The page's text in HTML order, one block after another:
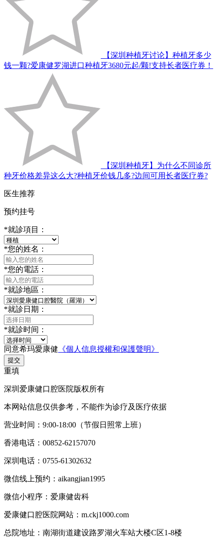
【深圳种植牙讨论】种植牙多少
钱一颗?爱康健罗湖进口种植牙3680元起/颗!支持长者医疗券！
【深圳种植牙】为什么不同诊所
种牙价格差异这么大?种植牙价钱几多?边间可用长者医疗券?
医生推荐
预约挂号
*就診項目：
*您的姓名：
*您的電話：
*就診地區：
*就診日期：
*就診时间：
同意希玛愛康健 《個人信息授權和保護聲明》
提交
重填
深圳爱康健口腔医院版权所有
本网站信息仅供参考，不能作为诊疗及医疗依据
营业时间：9:00-18:00（节假日照常上班）
香港电话：00852-62157070
深圳电话：0755-61302632
微信线上预约：aikangjian1995
微信小程序：爱康健齿科
爱康健口腔医院网站：m.ckj1000.com
总院地址：南湖街道建设路罗湖火车站大楼C区1-8楼